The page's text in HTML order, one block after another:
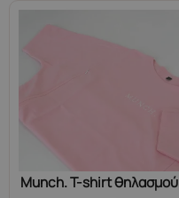
Munch. T-shirt θηλασμού